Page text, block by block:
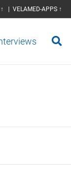
| VELAMED-APPS ↑